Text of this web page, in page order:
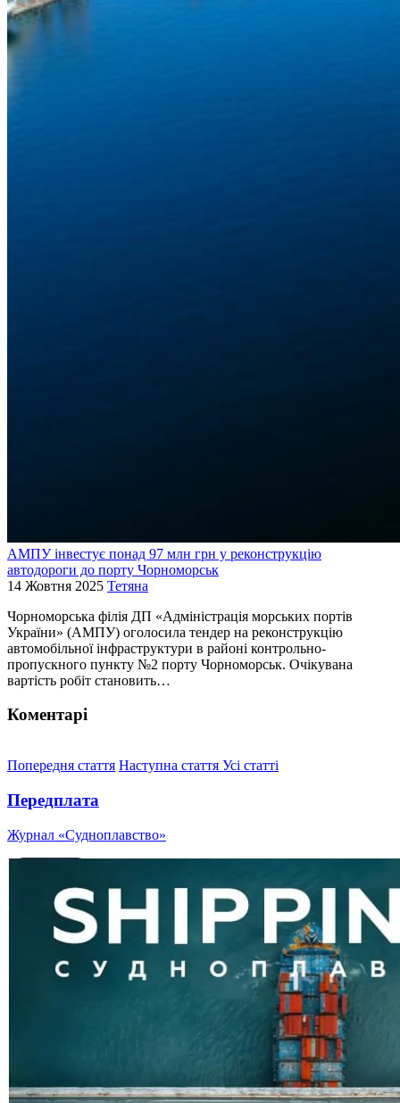
АМПУ інвестує понад 97 млн грн у реконструкцію
автодороги до порту Чорноморськ
14 Жовтня 2025 Тетяна
Чорноморська філія ДП «Адміністрація морських портів
України» (АМПУ) оголосила тендер на реконструкцію
автомобільної інфраструктури в районі контрольно-
пропускного пункту №2 порту Чорноморськ. Очікувана
вартість робіт становить…
Коментарі
Попередня стаття Наступна стаття Усі статті
Передплата
Журнал «Судноплавство»